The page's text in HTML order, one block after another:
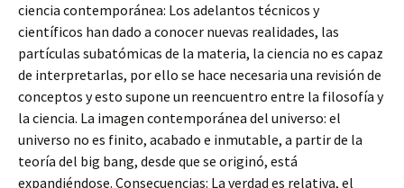
ciencia contemporánea: Los adelantos técnicos y
científicos han dado a conocer nuevas realidades, las
partículas subatómicas de la materia, la ciencia no es capaz
de interpretarlas, por ello se hace necesaria una revisión de
conceptos y esto supone un reencuentro entre la filosofía y
la ciencia. La imagen contemporánea del universo: el
universo no es finito, acabado e inmutable, a partir de la
teoría del big bang, desde que se originó, está
expandiéndose. Consecuencias: La verdad es relativa, el